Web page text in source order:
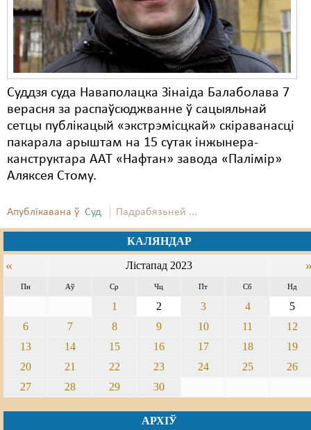
Суддзя суда Наваполацка Зінаіда Балаболава 7
верасня за распаўсюджванне ў сацыяльнай
сетцы публікацый «экстрэмісцкай» скіраванасці
пакарала арыштам на 15 сутак інжынера-
канструктара ААТ «Нафтан» завода «Палімір»
Аляксея Стому.
Апублікавана ў Суд Падрабязьней ...
КАЛЯНДАР
« Лістапад 2023
Пн Аў Ср Чц Пт Сб Нд
1 2 3 4
5
6
7 8 9 10 11
12
13
14 15 16 17 18
19
20
21 22 23 24 25
26
27
28 29 30
АРХІЎ